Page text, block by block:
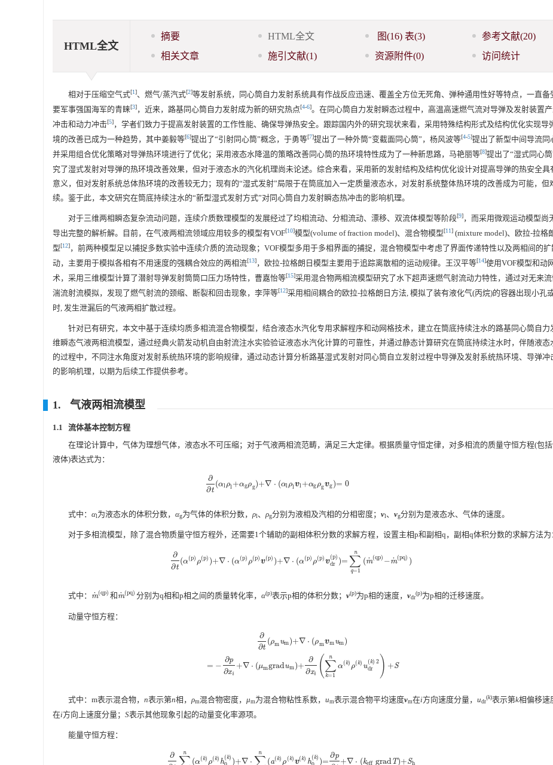
HTML全文
摘要 HTML全文 图(16) 表(3) 参考文献(20)
相关文章
施引文献(1) 资源附件(0) 访问统计
相对于压缩空气式[1]、燃气/蒸汽式[2]等发射系统，同心筒自力发射系统具有作战反应迅速、覆盖全方位无死角、弹种通用性好等特点，一直备
要军事强国海军的青睐[3]，近来，路基同心筒自力发射成为新的研究热点[4-6]。在同心筒自力发射瞬态过程中，高温高速燃气流对导弹及发射装置
冲击和动力冲击[5]，学者们致力于提高发射装置的工作性能、确保导弹热安全。跟踪国内外的研究现状来看，采用特殊结构形式及结构优化实现导
境的改善已成为一种趋势，其中姜毅等[6]提出了“引射同心筒”概念，于勇等[7]提出了一种外筒“变截面同心筒”，杨风波等[4-5]提出了新型中间导流同
并采用组合优化策略对导弹热环境进行了优化；采用液态水降温的策略改善同心筒的热环境特性成为了一种新思路，马艳丽等[8]提出了“湿式同心
究了湿式发射对导弹的热环境改善效果，但对于液态水的汽化机理尚未论述。综合来看，采用新的发射结构及结构优化设计对提高导弹的热安全具
意义，但对发射系统总体热环境的改善较无力；现有的“湿式发射”局限于在筒底加入一定质量液态水，对发射系统整体热环境的改善成为可能，但
续。鉴于此，本文研究在筒底持续注水的“新型湿式发射方式”对同心筒自力发射瞬态热冲击的影响机理。
对于三维两相瞬态复杂流动问题，连续介质数理模型的发展经过了均相流动、分相流动、漂移、双流体模型等阶段[9]，而采用微观运动模型尚
导出完整的解析解。目前，在气液两相流领域应用较多的模型有VOF[10]模型(volume of fraction model)、混合物模型[11] (mixture model)、欧拉-拉格
型[12]，前两种模型足以捕捉多数实验中连续介质的流动现象；VOF模型多用于多相界面的捕捉，混合物模型中考虑了界面传递特性以及两相间的
动，主要用于模拟各相有不用速度的强耦合效应的两相流[13]，欧拉-拉格朗日模型主要用于追踪离散相的运动规律。王汉平等[14]使用VOF模型和动
术，采用三维模型计算了潜射导弹发射筒筒口压力场特性，曹嘉怡等[15]采用混合物两相流模型研究了水下超声速燃气射流动力特性，通过对无来
湍流射流模拟，发现了燃气射流的颈缩、断裂和回击现象，李萍等[12]采用相间耦合的欧拉-拉格朗日方法, 模拟了装有液化气(丙烷)的容器出现小孔
时, 发生泄漏后的气液两相扩散过程。
针对已有研究，本文中基于连续均质多相流混合物模型，结合液态水汽化专用求解程序和动网格技术，建立在筒底持续注水的路基同心筒自力
维瞬态气液两相流模型，通过经典火箭发动机自由射流注水实验验证液态水汽化计算的可靠性，并通过静态计算研究在筒底持续注水时，伴随液态
的过程中，不同注水角度对发射系统热环境的影响规律，通过动态计算分析路基湿式发射对同心筒自立发射过程中导弹及发射系统热环境、导弹冲
的影响机理，以期为后续工作提供参考。
1. 气液两相流模型
1.1 流体基本控制方程
在理论计算中，气体为理想气体，液态水不可压缩；对于气液两相流范畴，满足三大定律。根据质量守恒定律，对多相流的质量守恒方程(包
液体)表达式为：
∂
∂t
(αlρl+αgρg)+∇ ⋅ (αlρlvl+αgρgvg)= 0
∂∂t(αlρl+αgρg)+∇⋅ (αlρlvl+αgρgvg)=0
式中： αl为液态水的体积分数， αg为气体的体积分数， ρl、 ρg分别为液相及汽相的分相密度； vl、 vg分别为是液态水、气体的速度。
对于多相流模型，除了混合物质量守恒方程外，还需要1个辅助的副相体积分数的求解方程，设置主相p和副相q，副相q体积分数的求解方法为
∂
∂t
(α(p) ρ(p) )+∇ ⋅ (α(p) ρ(p)v(p) )+∇ ⋅ (α(p) ρ(p)v
(p)
dr )= ∑
q=1
n
(m
˙ (qp) −m
˙ (pq) )
∂∂t(α(p)ρ(p))+∇⋅( α (p)ρ(p)v(p))+∇⋅(α( p )ρ(p)vdr(p))= ∑q= 1n ( m˙(q p) −m˙(p q) )
式中： m
˙ (qp)
m˙(qp)
和 m
˙ (pq)
m˙(pq)
分别为q相和p相之间的质量转化率，α(p)表示p相的体积分数；v(p)为p相的速度，vdr
(p)为p相的迁移速度。
动量守恒方程：
∂
∂t
(ρmum)+∇ ⋅ (ρmvm um)
= −
∂p
∂xi
+∇ ⋅ (μmgradum )+
∂
∂xi (∑
k=1
n
α(k) ρ(k) u
(k) 2
dr ) +S
−∂p ∂x +∇ ⋅ μ mg ad m +∂ x
式中：m表示混合物， n表示第n相， ρm混合物密度， μm为混合物粘性系数， um表示混合物平均速度vm在i方向速度分量， udr
(k)表示第k相偏移速
在i方向上速度分量； S表示其他现象引起的动量变化率源项。
能量守恒方程：
∂
n
(α(k) ρ(k) h
(k) )+∇ ⋅
n
(a(k) ρ(k)v(k) h
(k) )=
∂p
+∇ ⋅ (keff gradT)+Sh